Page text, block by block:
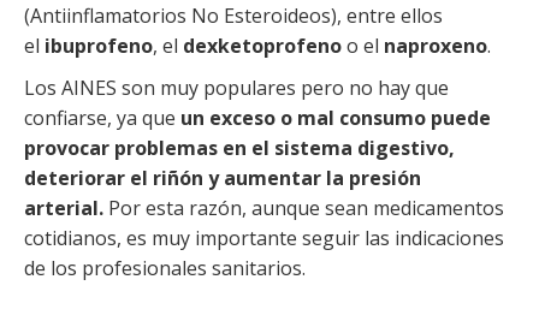
(Antiinflamatorios No Esteroideos), entre ellos
el ibuprofeno, el dexketoprofenoo el naproxeno.
Los AINES son muy populares pero no hay que
confiarse, ya que un exceso o mal consumo puede
provocar problemas en el sistema digestivo,
deteriorar el riñón y aumentar la presión
arterial. Por esta razón, aunque sean medicamentos
cotidianos, es muy importante seguir las indicaciones
de los profesionales sanitarios.